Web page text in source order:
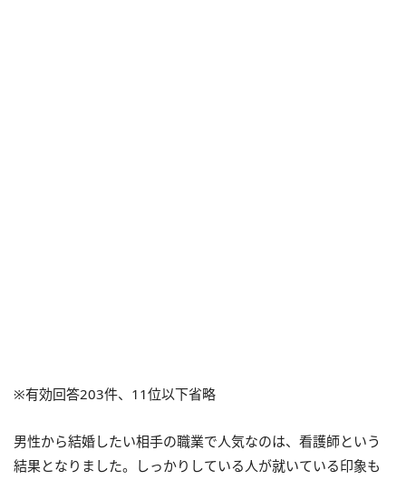
※有効回答203件、11位以下省略
男性から結婚したい相手の職業で人気なのは、看護師という
結果となりました。しっかりしている人が就いている印象も